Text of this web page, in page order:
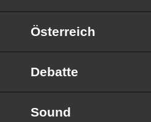
Österreich
Debatte
Sound